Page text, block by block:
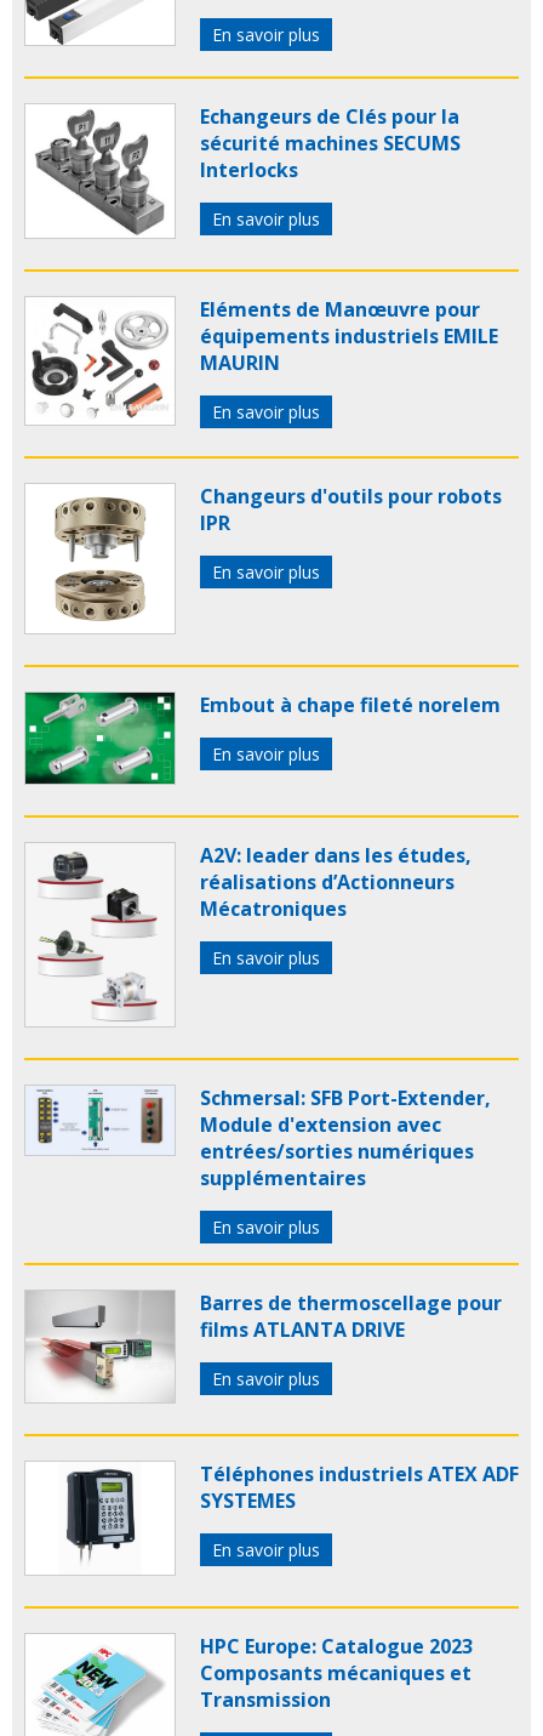
En savoir plus
Echangeurs de Clés pour la
sécurité machines SECUMS
Interlocks
En savoir plus
Eléments de Manœuvre pour
équipements industriels EMILE
MAURIN
En savoir plus
Changeurs d'outils pour robots
IPR
En savoir plus
Embout à chape fileté norelem
En savoir plus
A2V: leader dans les études,
réalisations d’Actionneurs
Mécatroniques
En savoir plus
Schmersal: SFB Port-Extender,
Module d'extension avec
entrées/sorties numériques
supplémentaires
En savoir plus
Barres de thermoscellage pour
films ATLANTA DRIVE
En savoir plus
Téléphones industriels ATEX ADF
SYSTEMES
En savoir plus
HPC Europe: Catalogue 2023
Composants mécaniques et
Transmission